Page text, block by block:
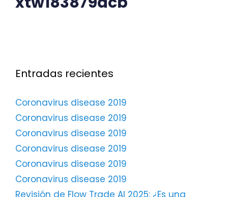
Entradas recientes
Coronavirus disease 2019
Coronavirus disease 2019
Coronavirus disease 2019
Coronavirus disease 2019
Coronavirus disease 2019
Coronavirus disease 2019
Revisión de Flow Trade AI 2025: ¿Es una